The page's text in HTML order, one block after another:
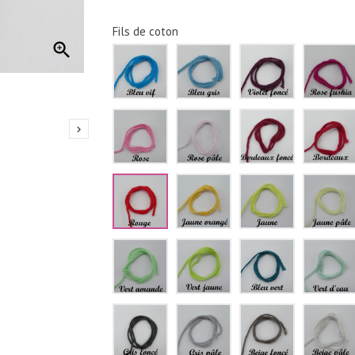


Fils de coton
foncé
pâle
foncé
orangé
amande
jaune
foncé
pâle
foncé